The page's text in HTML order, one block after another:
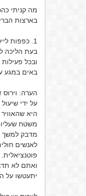
מה קניתי
בארצות
1. כפפות
בעת הליכה
ובכל
באים במגע
הערה: וירוס
על ידי
היא
משטח שעליו
מדבק למשך
לאנשים
ואתם לא
יתעטשו על